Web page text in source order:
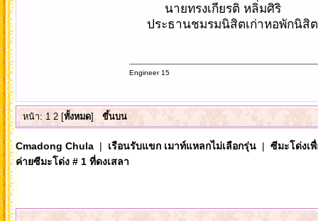
นายทรงเกียรติ หลิ่มศิริ
ประธานชมรมนิสิตเก่าหอพักนิสิ
Engineer 15
หน้า:1 2[ทั้งหมด]ขึ้นบน
Cmadong Chula| เรือนรับแขก เมาท์แหลกไม่เลือกรุ่น| ซีมะโด่งเ
ค่ายซีมะโด่ง # 1 ที่ดงเสลา